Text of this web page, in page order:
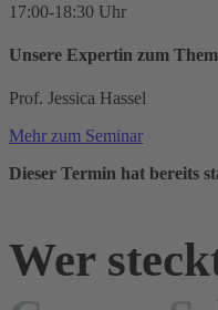
17:00-18:30 Uhr
Unsere Expertin zum
Prof. Jessica Hassel
Mehr zum Seminar
Dieser Termin hat bereits
Wer